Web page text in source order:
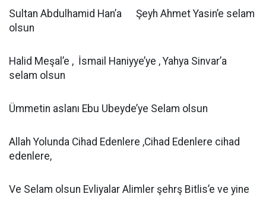
Sultan Abdulhamid Han’a Şeyh Ahmet Yasin’e selam
olsun
Halid Meşal’e , İsmail Haniyye’ye , Yahya Sinvar’a
selam olsun
Ümmetin aslanı Ebu Ubeyde’ye Selam olsun
Allah Yolunda Cihad Edenlere ,Cihad Edenlere cihad
edenlere,
Ve Selam olsun Evliyalar Alimler şehrş Bitlis’e ve yine